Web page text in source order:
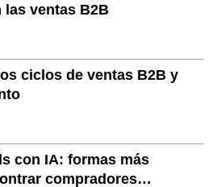
globales más inteligentes
las ventas B2B
ciclos de ventas B2B y
con IA: formas más
compradores